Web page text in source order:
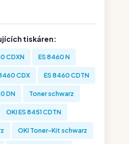
tiskáren:
CDXN ES 8460 N
CDX ES 8460 CDTN
DN Toner schwarz
OKI ES 8451 CDTN
OKI Toner-Kit schwarz